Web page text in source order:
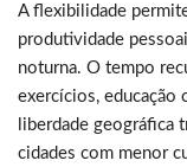
A flexibilidade
produtividade
noturna. O tempo
exercícios, educação
liberdade geográfica
cidades com menor